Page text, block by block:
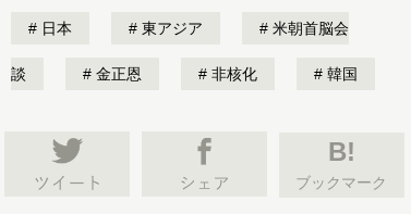
日本 東アジア 米朝首脳会
談 金正恩 非核化 韓国
B!
ブックマーク